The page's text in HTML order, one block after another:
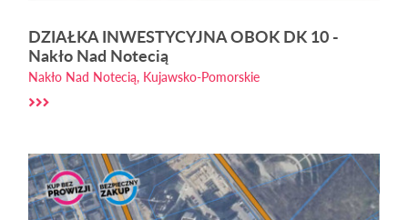
DZIAŁKA INWESTYCYJNA OBOK DK 10 -
Nakło Nad Notecią
Nakło Nad Notecią, Kujawsko-Pomorskie